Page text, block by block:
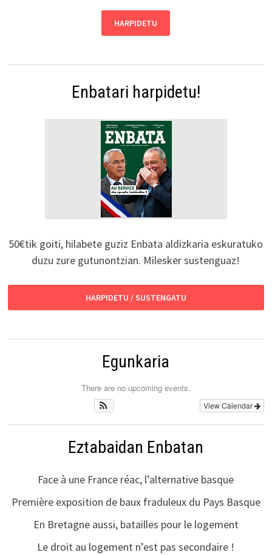
Enbatari harpidetu!
50€tik goiti, hilabete guziz Enbata aldizkaria eskuratuko
duzu zure gutunontzian. Milesker sustenguaz!
HARPIDETU / SUSTENGATU
Egunkaria
There are no upcoming events.
View Calendar
Eztabaidan Enbatan
Face à une France réac, l’alternative basque
Première exposition de baux fraduleux du Pays Basque
En Bretagne aussi, batailles pour le logement
Le droit au logement n’est pas secondaire !